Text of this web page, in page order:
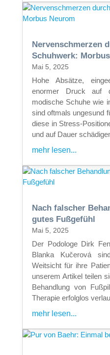
Nervenschmerzen
Schuhwerk:
Mai 5, 2025
Hohe Absätze,
enormer Druck auf
modische Schuhe wie
sind oftmals ungesund
diese in Stress-
und auf Dauer
mehr lesen...
Nach falscher
gutes Fußgefühl
Mai 5, 2025
Der Podologe Dirk
Blanka Kučerová
Weitsicht für ihre
unserem Artikel teilen
Behandlung von
Therapie erfolglos
mehr lesen...